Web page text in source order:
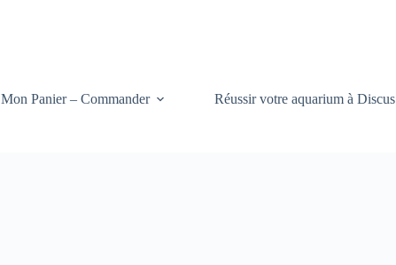
Mon Panier – Commander Réussir votre aquarium à Discus